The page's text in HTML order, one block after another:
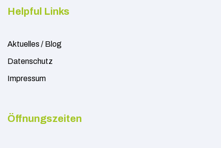
Helpful Links
Aktuelles / Blog
Datenschutz
Impressum
Öffnungszeiten